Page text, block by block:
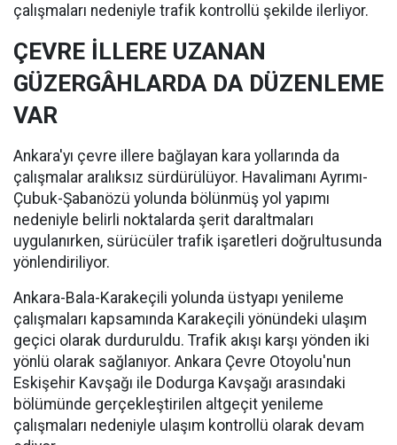
çalışmaları nedeniyle trafik kontrollü şekilde ilerliyor.
ÇEVRE İLLERE UZANAN
GÜZERGÂHLARDA DA DÜZENLEME
VAR
Ankara'yı çevre illere bağlayan kara yollarında da
çalışmalar aralıksız sürdürülüyor. Havalimanı Ayrımı-
Çubuk-Şabanözü yolunda bölünmüş yol yapımı
nedeniyle belirli noktalarda şerit daraltmaları
uygulanırken, sürücüler trafik işaretleri doğrultusunda
yönlendiriliyor.
Ankara-Bala-Karakeçili yolunda üstyapı yenileme
çalışmaları kapsamında Karakeçili yönündeki ulaşım
geçici olarak durduruldu. Trafik akışı karşı yönden iki
yönlü olarak sağlanıyor. Ankara Çevre Otoyolu'nun
Eskişehir Kavşağı ile Dodurga Kavşağı arasındaki
bölümünde gerçekleştirilen altgeçit yenileme
çalışmaları nedeniyle ulaşım kontrollü olarak devam